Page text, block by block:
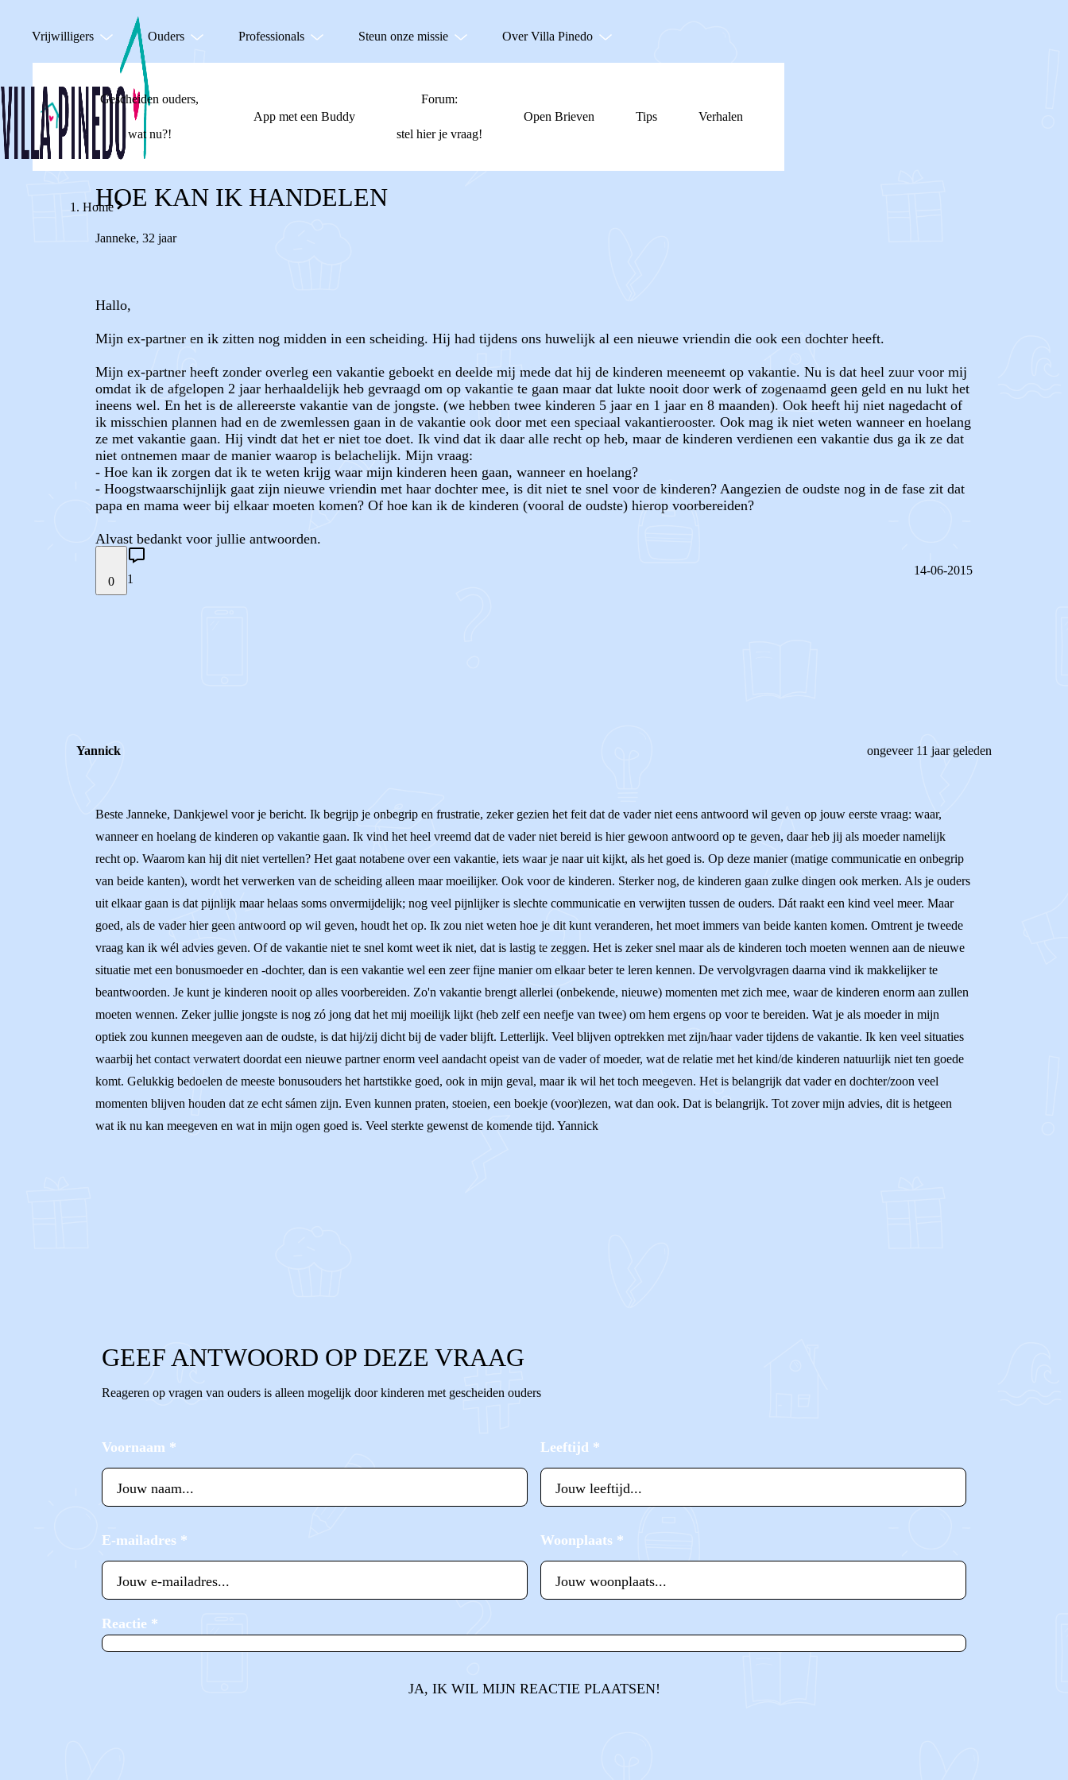
Vrijwilligers Ouders Professionals Steun onze missie Over Villa Pinedo
Gescheiden ouders,
wat nu?!
App met een Buddy
Forum:
stel hier je vraag!
Open Brieven Tips Verhalen
Home
HOE KAN IK HANDELEN
Janneke, 32 jaar
Hallo,
Mijn ex-partner en ik zitten nog midden in een scheiding. Hij had tijdens ons huwelijk al een nieuwe vriendin die ook een dochter heeft.
Mijn ex-partner heeft zonder overleg een vakantie geboekt en deelde mij mede dat hij de kinderen meeneemt op vakantie. Nu is dat heel zuur voor mij
omdat ik de afgelopen 2 jaar herhaaldelijk heb gevraagd om op vakantie te gaan maar dat lukte nooit door werk of zogenaamd geen geld en nu lukt het
ineens wel. En het is de allereerste vakantie van de jongste. (we hebben twee kinderen 5 jaar en 1 jaar en 8 maanden). Ook heeft hij niet nagedacht of
ik misschien plannen had en de zwemlessen gaan in de vakantie ook door met een speciaal vakantierooster. Ook mag ik niet weten wanneer en hoelang
ze met vakantie gaan. Hij vindt dat het er niet toe doet. Ik vind dat ik daar alle recht op heb, maar de kinderen verdienen een vakantie dus ga ik ze dat
niet ontnemen maar de manier waarop is belachelijk. Mijn vraag:
- Hoe kan ik zorgen dat ik te weten krijg waar mijn kinderen heen gaan, wanneer en hoelang?
- Hoogstwaarschijnlijk gaat zijn nieuwe vriendin met haar dochter mee, is dit niet te snel voor de kinderen? Aangezien de oudste nog in de fase zit dat
papa en mama weer bij elkaar moeten komen? Of hoe kan ik de kinderen (vooral de oudste) hierop voorbereiden?
Alvast bedankt voor jullie antwoorden.
0 1
14-06-2015
Yannick ongeveer 11 jaar geleden
Beste Janneke, Dankjewel voor je bericht. Ik begrijp je onbegrip en frustratie, zeker gezien het feit dat de vader niet eens antwoord wil geven op jouw eerste vraag: waar,
wanneer en hoelang de kinderen op vakantie gaan. Ik vind het heel vreemd dat de vader niet bereid is hier gewoon antwoord op te geven, daar heb jij als moeder namelijk
recht op. Waarom kan hij dit niet vertellen? Het gaat notabene over een vakantie, iets waar je naar uit kijkt, als het goed is. Op deze manier (matige communicatie en onbegrip
van beide kanten), wordt het verwerken van de scheiding alleen maar moeilijker. Ook voor de kinderen. Sterker nog, de kinderen gaan zulke dingen ook merken. Als je ouders
uit elkaar gaan is dat pijnlijk maar helaas soms onvermijdelijk; nog veel pijnlijker is slechte communicatie en verwijten tussen de ouders. Dát raakt een kind veel meer. Maar
goed, als de vader hier geen antwoord op wil geven, houdt het op. Ik zou niet weten hoe je dit kunt veranderen, het moet immers van beide kanten komen. Omtrent je tweede
vraag kan ik wél advies geven. Of de vakantie niet te snel komt weet ik niet, dat is lastig te zeggen. Het is zeker snel maar als de kinderen toch moeten wennen aan de nieuwe
situatie met een bonusmoeder en -dochter, dan is een vakantie wel een zeer fijne manier om elkaar beter te leren kennen. De vervolgvragen daarna vind ik makkelijker te
beantwoorden. Je kunt je kinderen nooit op alles voorbereiden. Zo'n vakantie brengt allerlei (onbekende, nieuwe) momenten met zich mee, waar de kinderen enorm aan zullen
moeten wennen. Zeker jullie jongste is nog zó jong dat het mij moeilijk lijkt (heb zelf een neefje van twee) om hem ergens op voor te bereiden. Wat je als moeder in mijn
optiek zou kunnen meegeven aan de oudste, is dat hij/zij dicht bij de vader blijft. Letterlijk. Veel blijven optrekken met zijn/haar vader tijdens de vakantie. Ik ken veel situaties
waarbij het contact verwatert doordat een nieuwe partner enorm veel aandacht opeist van de vader of moeder, wat de relatie met het kind/de kinderen natuurlijk niet ten goede
komt. Gelukkig bedoelen de meeste bonusouders het hartstikke goed, ook in mijn geval, maar ik wil het toch meegeven. Het is belangrijk dat vader en dochter/zoon veel
momenten blijven houden dat ze echt sámen zijn. Even kunnen praten, stoeien, een boekje (voor)lezen, wat dan ook. Dat is belangrijk. Tot zover mijn advies, dit is hetgeen
wat ik nu kan meegeven en wat in mijn ogen goed is. Veel sterkte gewenst de komende tijd. Yannick
GEEF ANTWOORD OP DEZE VRAAG
Reageren op vragen van ouders is alleen mogelijk door kinderen met gescheiden ouders
Voornaam * Leeftijd *
E-mailadres * Woonplaats *
Reactie *
JA, IK WIL MIJN REACTIE PLAATSEN!